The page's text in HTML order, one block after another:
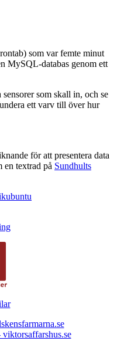
som var femte minut
MySQL-databas genom ett
som skall in, och se
ett varv till över hur
för att presentera data
en textrad på Sundhults
ubuntu